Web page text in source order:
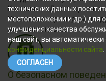
Кожемяко с Днём коренных
Уважаемые приморцы,
малочисленных...
О безопасном
технических данных
местоположении и др.) для
улучшения качества
наш сайт, вы автоматически
конфиденциальности сайта
СОГЛАСЕН